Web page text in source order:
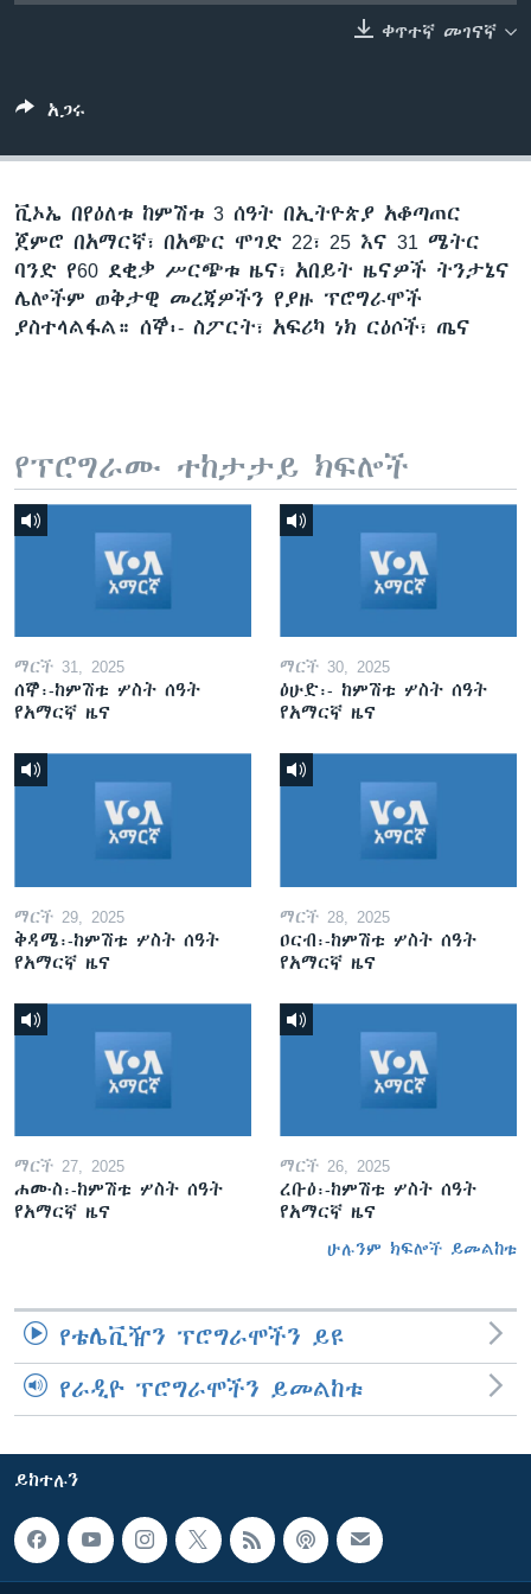
ቀጥተኛ መገናኛ
አጋሩ
ቪኦኤ በየዕለቱ ከምሽቱ 3 ሰዓት በኢትዮጵያ አቆጣጠር
ጀምሮ በአማርኛ፣ በአጭር ሞገድ 22፣ 25 እና 31 ሜትር
ባንድ የ60 ደቂቃ ሥርጭቱ ዜና፣ አበይት ዜናዎች ትንታኔና
ሌሎችም ወቅታዊ መረጃዎችን የያዙ ፕሮግራሞች
ያስተላልፋል። ሰኞ፡- ስፖርት፣ አፍሪካ ነክ ርዕሶች፣ ጤና
የፕሮግራሙ ተከታታይ ክፍሎች
ማርች 31, 2025
ሰኞ፡-ከምሽቱ ሦስት ሰዓት
የአማርኛ ዜና
ማርች 30, 2025
ዕሁድ፡- ከምሽቱ ሦስት ሰዓት
የአማርኛ ዜና
ማርች 29, 2025
ቅዳሜ፡-ከምሽቱ ሦስት ሰዓት
የአማርኛ ዜና
ማርች 28, 2025
ዐርብ፡-ከምሽቱ ሦስት ሰዓት
የአማርኛ ዜና
ማርች 27, 2025
ሐሙስ፡-ከምሽቱ ሦስት ሰዓት
የአማርኛ ዜና
ማርች 26, 2025
ረቡዕ፡-ከምሽቱ ሦስት ሰዓት
የአማርኛ ዜና
ሁሉንም ክፍሎች ይመልከቱ
የቴሌቪዥን ፕሮግራሞችን ይዩ
የራዲዮ ፕሮግራሞችን ይመልከቱ
ይከተሉን